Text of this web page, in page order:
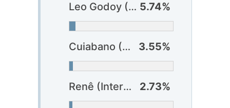
Leo Godoy (Athlético-PR) 5.74%
Cuiabano (Botafogo) 3.55%
Renê (Internacional) 2.73%